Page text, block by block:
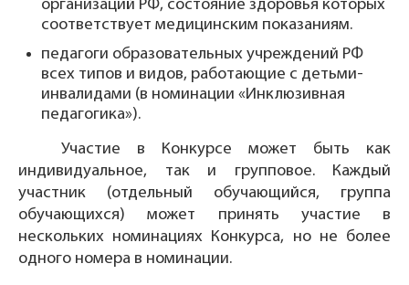
организаций РФ, состояние здоровья которых
соответствует медицинским показаниям.
педагоги образовательных учреждений РФ
всех типов и видов, работающие с детьми-
инвалидами (в номинации «Инклюзивная
педагогика»).
Участие в Конкурсе может быть как
индивидуальное, так и групповое. Каждый
участник (отдельный обучающийся, группа
обучающихся) может принять участие в
нескольких номинациях Конкурса, но не более
одного номера в номинации.